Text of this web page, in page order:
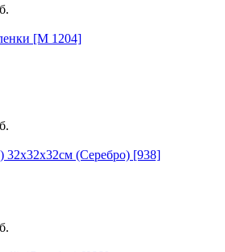
[М 1204]
32х32х32см (Серебро) [938]